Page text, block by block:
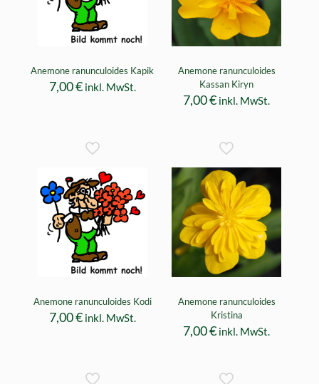
Anemone ranunculoides Kapik
7,00€ inkl. MwSt.
Anemone ranunculoides
Kassan Kiryn
7,00€ inkl. MwSt.
Anemone ranunculoides Kodi
7,00€ inkl. MwSt.
Anemone ranunculoides
Kristina
7,00€ inkl. MwSt.